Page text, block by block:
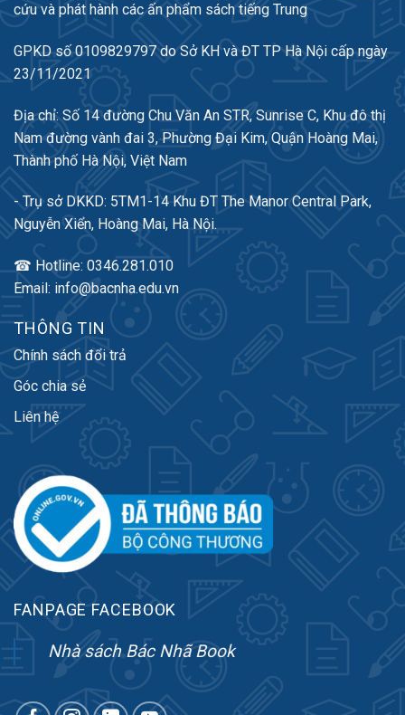
cứu và phát hành các ấn phẩm sách tiếng Trung
GPKD số 0109829797 do Sở KH và ĐT TP Hà Nội cấp ngày
23/11/2021
Địa chỉ: Số 14 đường Chu Văn An STR, Sunrise C, Khu đô thị
Nam đường vành đai 3, Phường Đại Kim, Quận Hoàng Mai,
Thành phố Hà Nội, Việt Nam
- Trụ sở DKKD: 5TM1-14 Khu ĐT The Manor Central Park,
Nguyễn Xiển, Hoàng Mai, Hà Nội.
☎ Hotline: 0346.281.010
Email: info@bacnha.edu.vn
THÔNG TIN
Chính sách đổi trả
Góc chia sẻ
Liên hệ
FANPAGE FACEBOOK
Nhà sách Bác Nhã Book